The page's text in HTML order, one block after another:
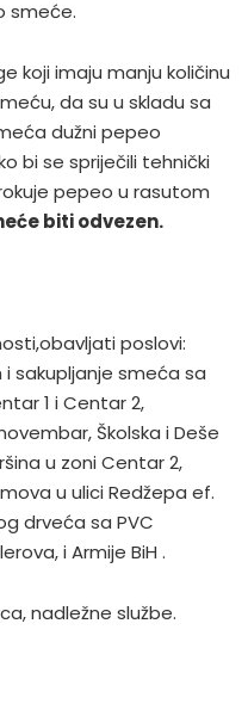
smeće.
koji imaju manju količinu
da su u skladu sa
dužni pepeo
bi se spriječili tehnički
pepeo u rasutom
biti odvezen.
poslovi:
sakupljanje smeća sa
1 i Centar 2,
Školska i Deše
u zoni Centar 2,
u ulici Redžepa ef.
drveća sa PVC
i Armije BiH .
nadležne službe.